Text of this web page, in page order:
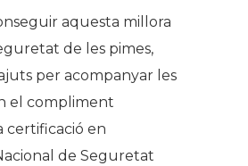
aquesta millora
de les pimes,
per acompanyar les
el compliment
certificació en
de Seguretat